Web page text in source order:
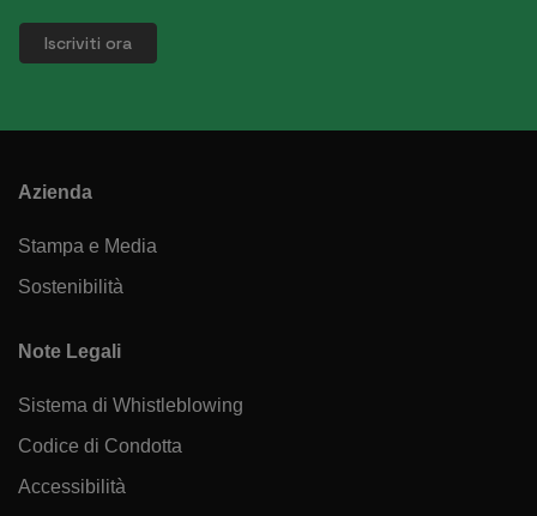
Azienda
Stampa e Media
Sostenibilità
Note Legali
Sistema di Whistleblowing
Codice di Condotta
Accessibilità